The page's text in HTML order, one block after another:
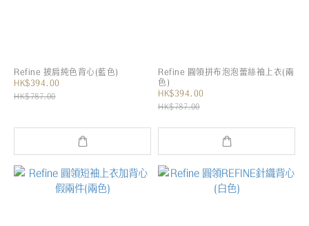
Refine 披肩純色背心(藍色)
HK$394.00
HK$787.00
Refine 圓領拼布泡泡蕾絲袖上衣(兩
色)
HK$394.00
HK$787.00